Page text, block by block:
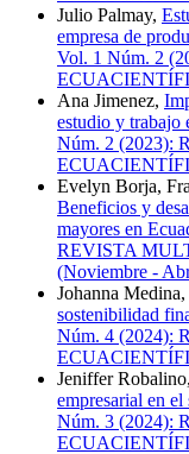
Julio Palmay,
empresa de
Vol. 1 Núm. 2
Ana Jimenez,
estudio y trabajo
Núm. 2 (2023):
Evelyn Borja,
Beneficios y
mayores en
REVISTA
(Noviembre -
Johanna Medina,
sostenibilidad
Núm. 4 (2024):
Jeniffer Robalino,
empresarial en
Núm. 3 (2024):